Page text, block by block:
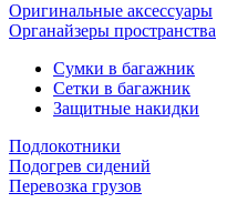
Оригинальные аксессуары
Органайзеры пространства
Сумки в багажник
Сетки в багажник
Защитные накидки
Подлокотники
Подогрев сидений
Перевозка грузов